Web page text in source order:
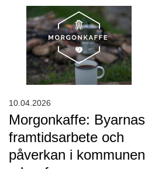
Morgonkaffe: Byarnas
framtidsarbete och
påverkan i kommunen
10.04.2026